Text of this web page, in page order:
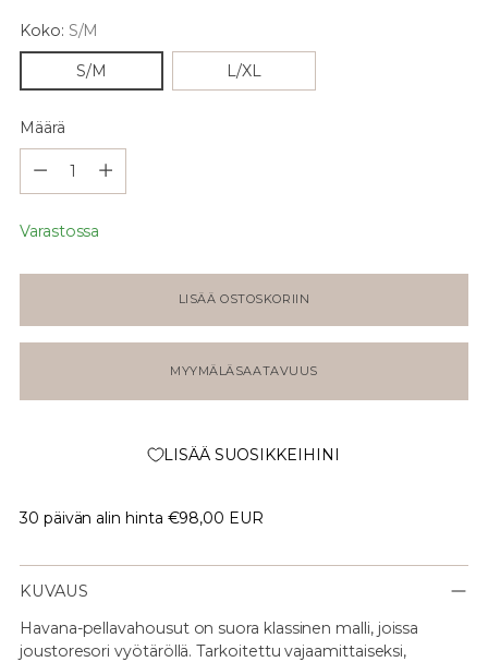
Koko: S/M
S/M L/XL
Määrä
Varastossa
LISÄÄ OSTOSKORIIN
MYYMÄLÄSAATAVUUS
LISÄÄ SUOSIKKEIHINI
30 päivän alin hinta €98,00 EUR
KUVAUS
Havana-pellavahousut on suora klassinen malli, joissa
joustoresori vyötäröllä. Tarkoitettu vajaamittaiseksi,